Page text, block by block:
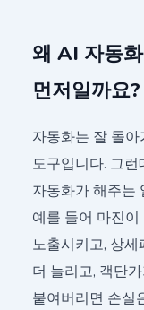
왜 AI 자동
먼저일까요?
자동화는 잘 돌
도구입니다. 그
자동화가 해주는
예를 들어 마진
노출시키고, 상
더 늘리고, 객단
붙여버리면 손실